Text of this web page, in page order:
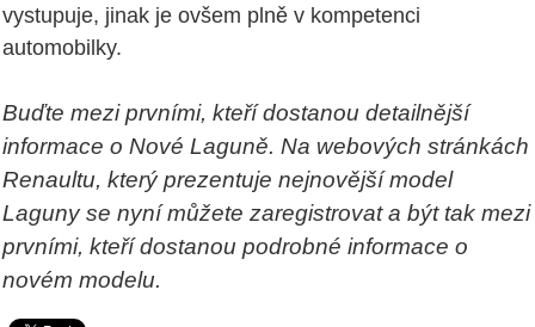
vystupuje, jinak je ovšem plně v kompetenci
automobilky.
Buďte mezi prvními, kteří dostanou detailnější
informace o Nové Laguně. Na webových stránkách
Renaultu, který prezentuje nejnovější model
Laguny se nyní můžete zaregistrovat a být tak mezi
prvními, kteří dostanou podrobné informace o
novém modelu.